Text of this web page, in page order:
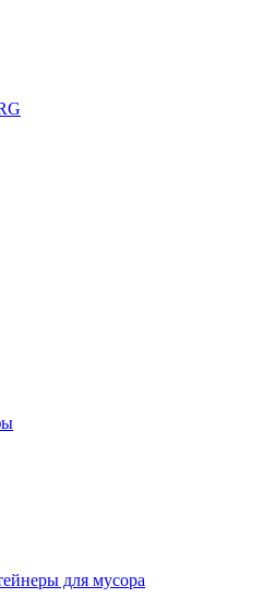
для мусора